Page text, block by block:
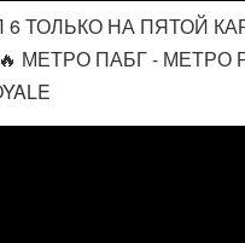
6 ТОЛЬКО НА ПЯТОЙ
МЕТРО ПАБГ - МЕТРО